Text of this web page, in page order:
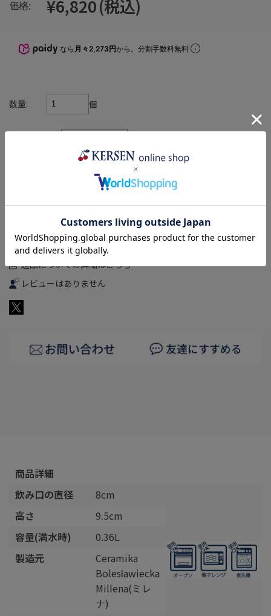
価格: ¥6,820(税込)
なら 月々2,273円から。分割手数料無料
数量: 個
返品についての詳細はこちら
レビューはありません
商品詳細
飲み口の直径
8cm
高さ
9.5cm
容量(満水時)
0.36L
製造元
Ceramika
Bolesławiecka
Millena(ミレ
ナ)